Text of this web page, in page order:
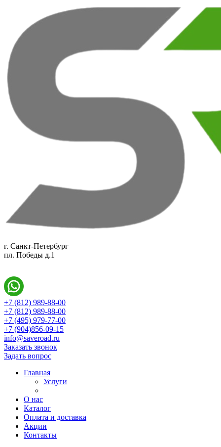
г. Санкт-Петербург
пл. Победы д.1
+7 (812) 989-88-00
+7 (812) 989-88-00
+7 (495) 979-77-00
+7 (904)856-09-15
info@saveroad.ru
Заказать звонок
Задать вопрос
Главная
Услуги
О нас
Каталог
Оплата и доставка
Акции
Контакты